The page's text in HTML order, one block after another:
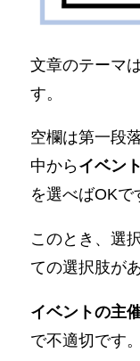
文章のテーマ
す。
空欄は第一段
中からイベン
を選べばOKで
このとき、選
ての選択肢が
イベントの主
で不適切です。